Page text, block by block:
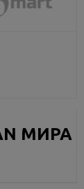
МИРА